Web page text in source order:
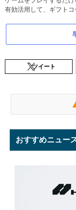
有効活用して、ギフトコ
ツイート
おすすめニュー